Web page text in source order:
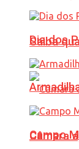
Saiba
Câmara
Dia dos
Campo